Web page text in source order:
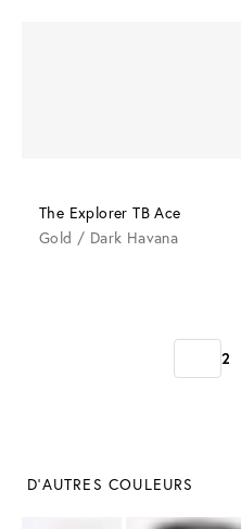
The Explorer TB Ace
Gold / Dark Havana
2
D'AUTRES COULEURS